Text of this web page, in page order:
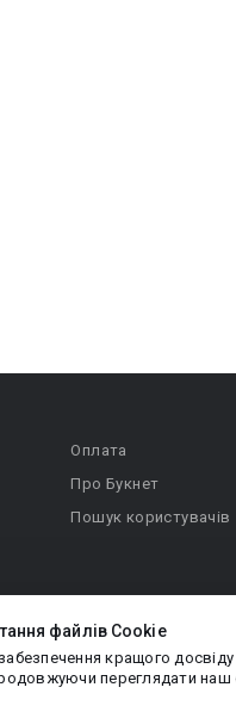
файлів Cookie
кращого
переглядати наш
Оплата
Про Букнет
Пошук користувачів